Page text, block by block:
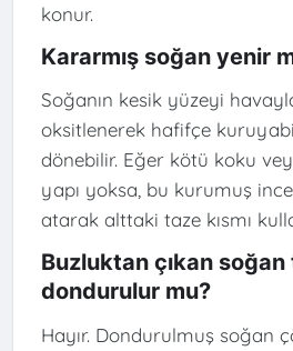
konur.
Kararmış soğan yenir
Soğanın kesik yüzeyi
oksitlenerek hafifçe
dönebilir. Eğer kötü koku
yapı yoksa, bu kurumuş
atarak alttaki taze kısmı
Buzluktan çıkan
dondurulur mu?
Hayır. Dondurulmuş soğan